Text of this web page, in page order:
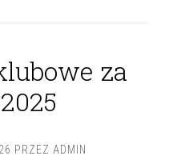
za
PRZEZ ADMIN